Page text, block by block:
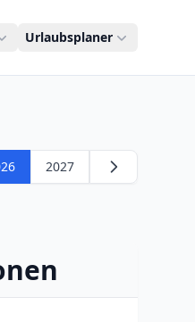
Urlaubsplaner
2027